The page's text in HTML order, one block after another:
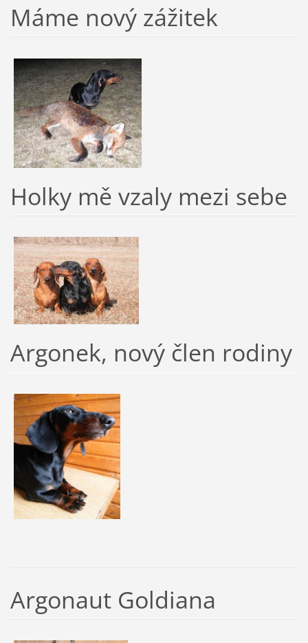
Máme nový zážitek
Holky mě vzaly mezi sebe
Argonek, nový člen rodiny
Argonaut Goldiana